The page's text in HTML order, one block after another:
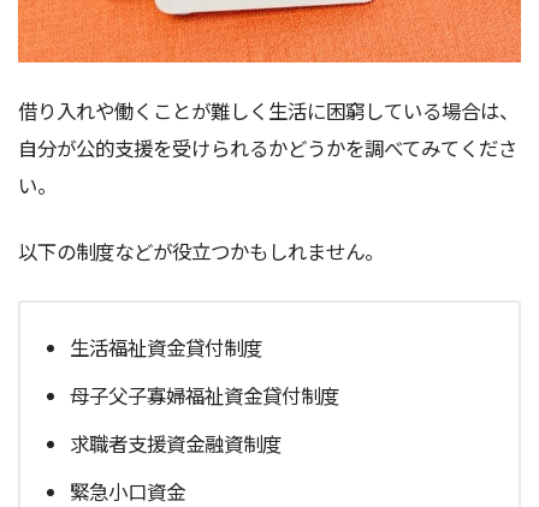
借り入れや働くことが難しく生活に困窮している場合は、
自分が公的支援を受けられるかどうかを調べてみてくださ
い。
以下の制度などが役立つかもしれません。
生活福祉資金貸付制度
母子父子寡婦福祉資金貸付制度
求職者支援資金融資制度
緊急小口資金